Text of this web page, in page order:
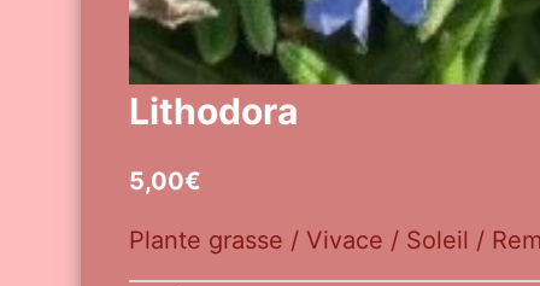
Lithodora
5,00€
Plante grasse / Vivace / Soleil /